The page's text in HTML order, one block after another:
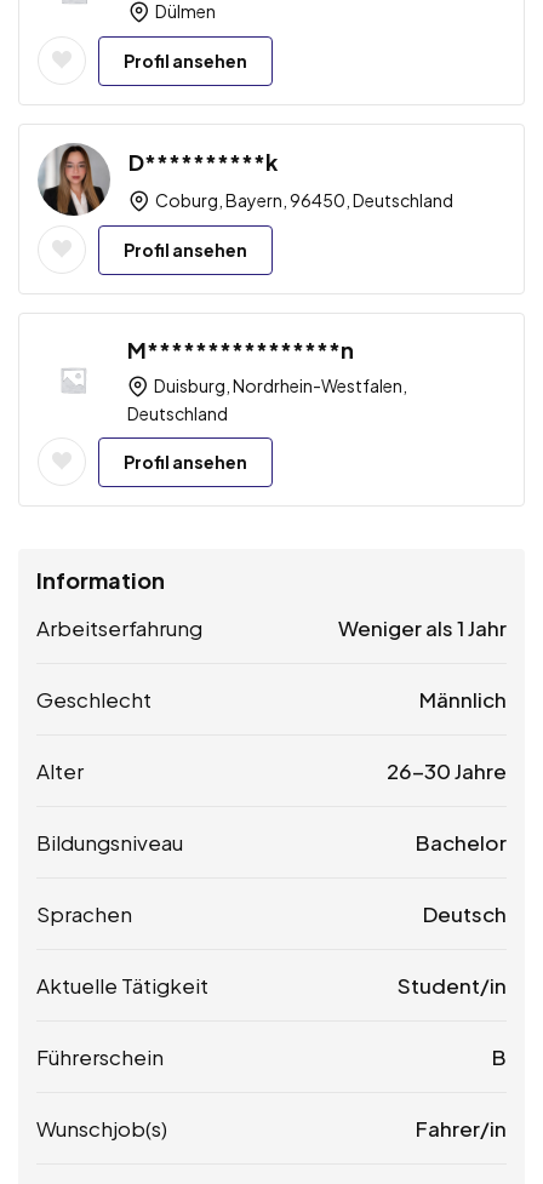
Dülmen
Profil ansehen
D**********k
Coburg, Bayern, 96450, Deutschland
Profil ansehen
M****************n
Duisburg, Nordrhein-Westfalen,
Deutschland
Profil ansehen
Information
Arbeitserfahrung Weniger als 1 Jahr
Geschlecht Männlich
Alter 26-30 Jahre
Bildungsniveau Bachelor
Sprachen Deutsch
Aktuelle Tätigkeit Student/in
Führerschein B
Wunschjob(s) Fahrer/in